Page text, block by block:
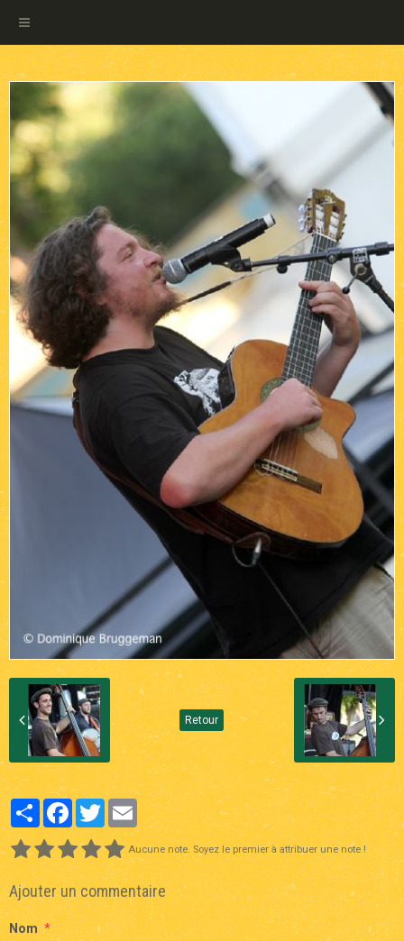
Retour
PartagerFacebook
TwitterEmail
Aucune note. Soyez le premier à attribuer une note !
Ajouter un commentaire
Nom